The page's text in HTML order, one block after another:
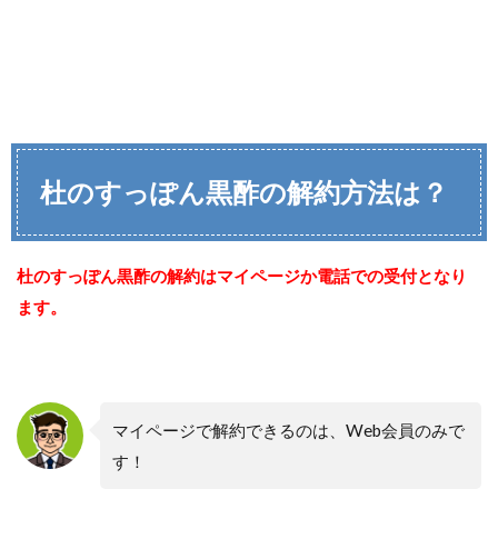
杜のすっぽん黒酢の解約方法は？
杜のすっぽん黒酢の解約はマイページか電話での受付となり
ます。
マイページで解約できるのは、Web会員のみで
す！